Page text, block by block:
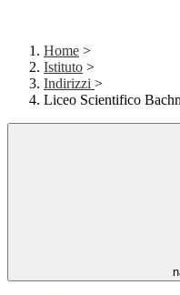
Home >
Istituto >
Indirizzi >
Liceo Scientifico